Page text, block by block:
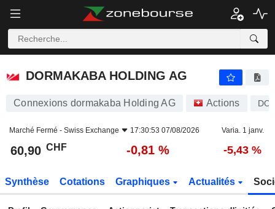
DORMAKABA HOLDING AG
Connexions dormakaba Holding AG Actions
Marché Fermé - Swiss Exchange 17:30:53 07/08/2026 Varia. 1 janv.
60,90 CHF -0,81 % -5,43 %
Synthèse Cotations Graphiques Actualités